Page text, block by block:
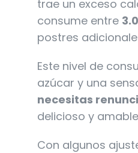
trae un exceso
consume entre
postres
Este nivel de
azúcar y una
necesitas
delicioso y
Con algunos